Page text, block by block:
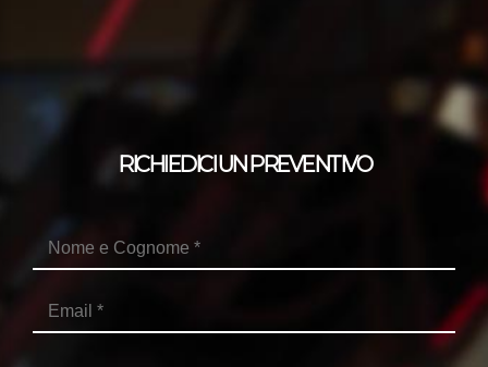
RICHIEDICI UN PREVENTIVO